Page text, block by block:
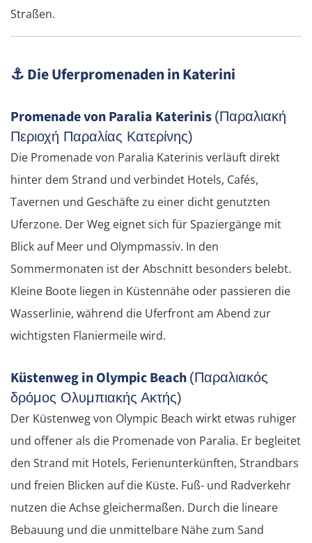
Straßen.
⚓Die Uferpromenaden in Katerini
Promenade von Paralia Katerinis (Παραλιακή
Περιοχή Παραλίας Κατερίνης)
Die Promenade von Paralia Katerinis verläuft direkt
hinter dem Strand und verbindet Hotels, Cafés,
Tavernen und Geschäfte zu einer dicht genutzten
Uferzone. Der Weg eignet sich für Spaziergänge mit
Blick auf Meer und Olympmassiv. In den
Sommermonaten ist der Abschnitt besonders belebt.
Kleine Boote liegen in Küstennähe oder passieren die
Wasserlinie, während die Uferfront am Abend zur
wichtigsten Flaniermeile wird.
Küstenweg in Olympic Beach (Παραλιακός
δρόμος Ολυμπιακής Ακτής)
Der Küstenweg von Olympic Beach wirkt etwas ruhiger
und offener als die Promenade von Paralia. Er begleitet
den Strand mit Hotels, Ferienunterkünften, Strandbars
und freien Blicken auf die Küste. Fuß- und Radverkehr
nutzen die Achse gleichermaßen. Durch die lineare
Bebauung und die unmittelbare Nähe zum Sand